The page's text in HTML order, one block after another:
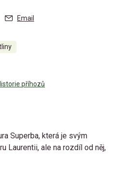
Email
příhozů
Superba, která je svým
Laurentii, ale na rozdíl od něj,